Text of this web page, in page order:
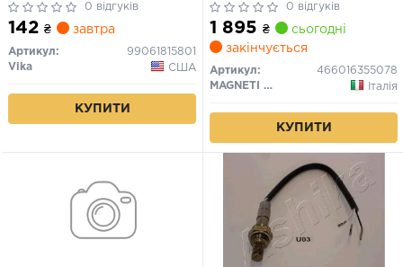
T2 (85-92), T4 (91-04)/Audi
A100 (90-94) (99061815801)
VIKA
0 відгуків
142 ₴ завтра
Артикул:
99061815801
Vika
США
КУПИТИ
80/100/A6 1,8-2,3 VW Golf II,
Passat 1,8-2,2
0 відгуків
1 895 ₴
сьогодні
закінчується
Артикул:
466016355078
MAGNETI MARELLI
Італія
КУПИТИ